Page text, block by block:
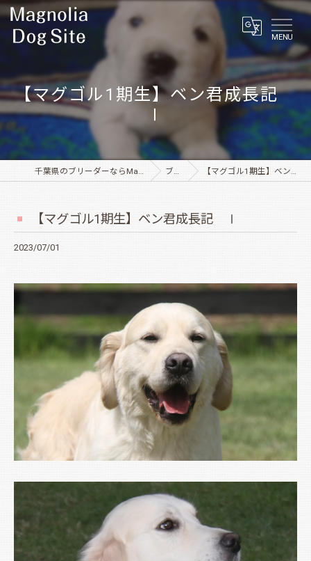
MENU
【マグゴル1期生】ベン君成長記
Ⅰ
千葉県のブリーダーならMagnolia Dog Site ブログ 【マグゴル1期生】ベン君成長記 Ⅰ
【マグゴル1期生】ベン君成長記 Ⅰ
2023/07/01